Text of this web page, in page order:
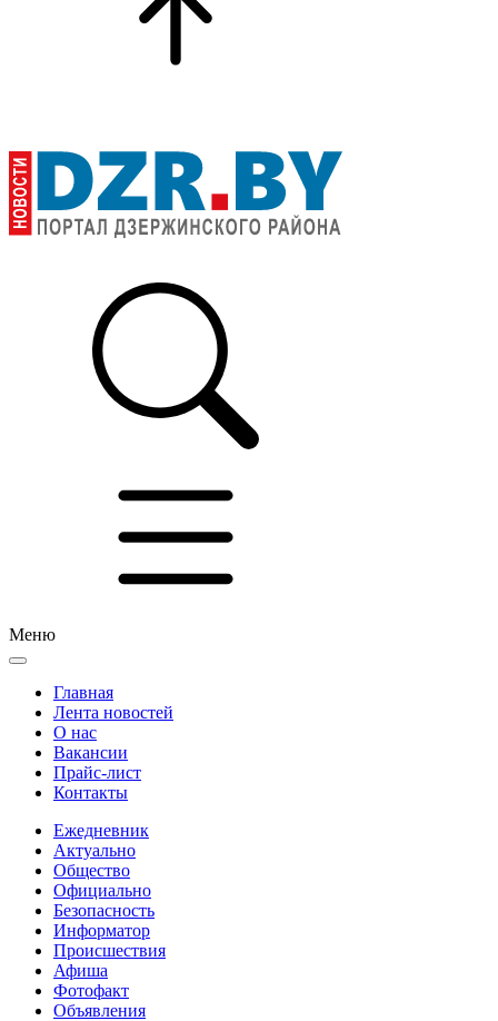
Меню
Главная
Лента новостей
О нас
Вакансии
Прайс-лист
Контакты
Ежедневник
Актуально
Общество
Официально
Безопасность
Информатор
Происшествия
Афиша
Фотофакт
Объявления